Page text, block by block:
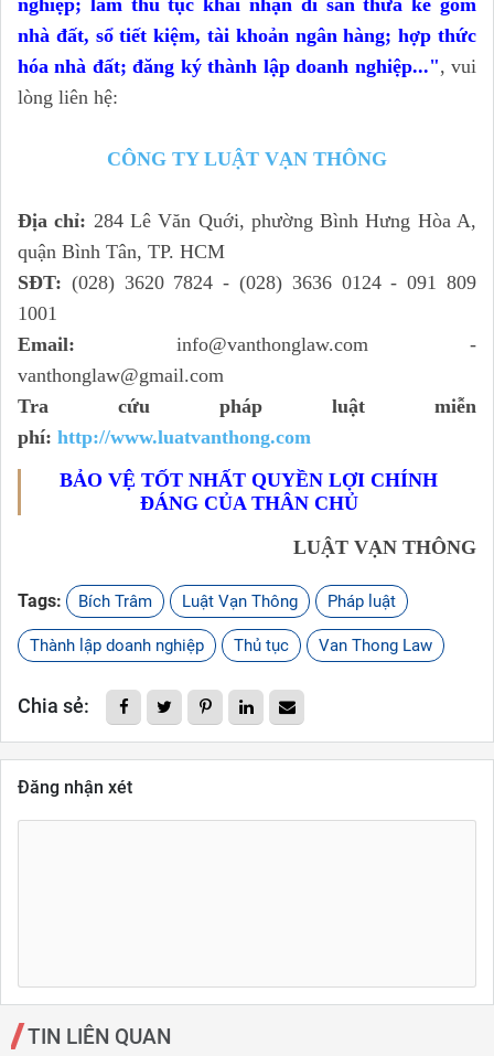
nghiệp; làm thủ tục khai nhận di sản thừa kế gồm
nhà đất, sổ tiết kiệm, tài khoản ngân hàng; hợp thức
hóa nhà đất; đăng ký thành lập doanh nghiệp...", vui
lòng liên hệ:
CÔNG TY LUẬT VẠN THÔNG
Địa chỉ: 284 Lê Văn Quới, phường Bình Hưng Hòa A,
quận Bình Tân, TP. HCM
SĐT: (028) 3620 7824 - (028) 3636 0124 - 091 809
1001
Email: info@vanthonglaw.com -
vanthonglaw@gmail.com
Tra cứu pháp luật miễn
phí: http://www.luatvanthong.com
BẢO VỆ TỐT NHẤT QUYỀN LỢI CHÍNH
ĐÁNG CỦA THÂN CHỦ
LUẬT VẠN THÔNG
Tags: Bích Trâm Luật Vạn Thông Pháp luật
Thành lập doanh nghiệp Thủ tục Van Thong Law
Chia sẻ:
Đăng nhận xét
TIN LIÊN QUAN